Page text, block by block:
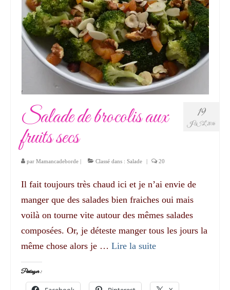
19
JUIL 2016
Salade de brocolis aux
fruits secs
par Mamancadeborde | Classé dans : Salade | 20
Il fait toujours très chaud ici et je n’ai envie de
manger que des salades bien fraiches oui mais
voilà on tourne vite autour des mêmes salades
composées. Or, je déteste manger tous les jours la
même chose alors je … Lire la suite­­
Partager :